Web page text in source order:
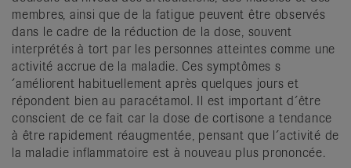
membres, ainsi que de la fatigue peuvent être observés
dans le cadre de la réduction de la dose, souvent
interprétés à tort par les person­nes atteintes comme une
activité accrue de la maladie. Ces symptômes s
´améliorent habituellement après quelques jours et
répondent bien au paracétamol. Il est important d´être
conscient de ce fait car la dose de cortisone a tendance
à être rapidement réaugmentée, pensant que l´activité de
la maladie inflammatoire est à nouveau plus prononcée.